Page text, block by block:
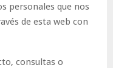
personales que nos
de esta web con
consultas o